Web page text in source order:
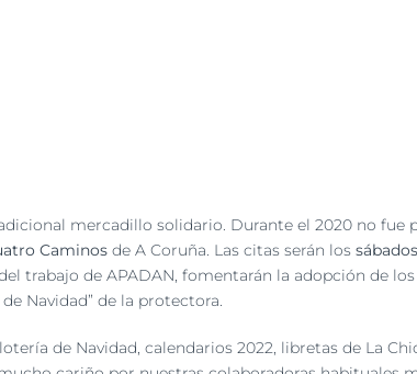
mercadillo solidario. Durante el 2020 no
Caminos de A Coruña. Las citas serán los
trabajo de APADAN, fomentarán la adopción de
Navidad” de la protectora.
de Navidad, calendarios 2022, libretas de La